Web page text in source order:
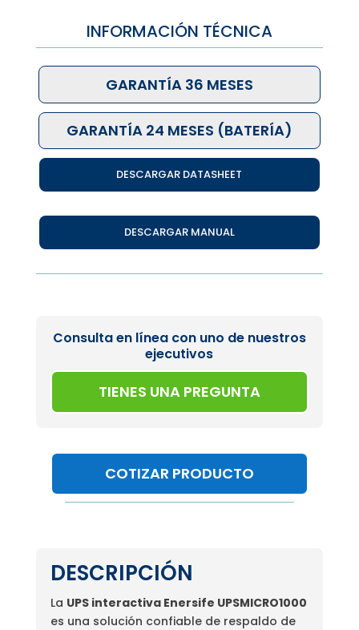
INFORMACIÓN TÉCNICA
GARANTÍA 36 MESES
GARANTÍA 24 MESES (BATERÍA)
DESCARGAR DATASHEET
DESCARGAR MANUAL
Consulta en línea con uno de nuestros
ejecutivos
TIENES UNA PREGUNTA
COTIZAR PRODUCTO
DESCRIPCIÓN
La UPS interactiva Enersife UPSMICRO1000
es una solución confiable de respaldo de